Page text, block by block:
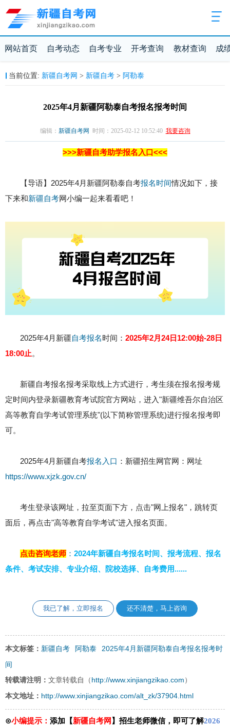
网站首页 自考动态 自考专业 开考查询 教材查询 成
当前位置: 新疆自考网 > 新疆自考> 阿勒泰
2025年4月新疆阿勒泰自考报名报考时间
编辑： 新疆自考网 时间：2025-02-12 10:52:40 我要咨询
>>>新疆自考助学报名入口<<<
【导语】2025年4月新疆阿勒泰自考报名时间情况如下，接
下来和新疆自考网小编一起来看看吧！
2025年4月新疆自考报名 时间： 2025年2月24日12:00始-28日
18:00止。
新疆自考报名报考采取线上方式进行，考生须在报名报考规
定时间内登录新疆教育考试院官方网站，进入"新疆维吾尔自治区
高等教育自学考试管理系统"(以下简称管理系统)进行报名报考即
可。
2025年4月新疆自考报名入口 ：新疆招生网官网：网址
https://www.xjzk.gov.cn/
考生登录该网址，拉至页面下方，点击"网上报名"，跳转页
面后，再点击"高等教育自学考试"进入报名页面。
点击咨询老师： 2024年新疆自考报名时间、报考流程、报名
条件、考试安排、专业介绍、院校选择、自考费用......
我已了解，立即报名 还不清楚，马上咨询
本文标签： 新疆自考 阿勒泰
2025年4月新疆阿勒泰自考报名报考时
间
转载请注明： 文章转载自（ http://www.xinjiangzikao.com ）
本文地址： http://www.xinjiangzikao.com/alt_zk/37904.html
⊙小编提示： 添加【新疆自考网 】招生老师微信，即可了解2026